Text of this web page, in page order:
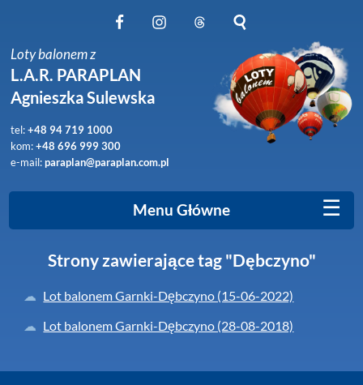
Obserwuj nas na Instagram
Obserwuj nas na Threads
Szukaj na stronie
Loty balonem z
L.A.R. PARAPLAN
Agnieszka Sulewska
tel:+48 94 719 1000
kom:+48 696 999 300
e-mail:paraplan@paraplan.com.pl
Menu Główne ☰
Strony zawierające tag "Dębczyno"
Lot balonem Garnki-Dębczyno (15-06-2022)
Lot balonem Garnki-Dębczyno (28-08-2018)